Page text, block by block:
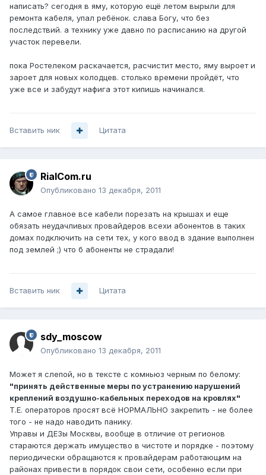
написать? сегодня в яму, которую ещё летом вырыли для
ремонта кабеля, упал ребёнок. слава Богу, что без
последствий. а технику уже давно по расписанию на другой
участок перевели.
пока Ростелеком раскачается, расчистит место, яму выроет и
зароет для новых колодцев. столько времени пройдёт, что
уже все и забудут нафига этот кипишь начинался.
Вставить ник Цитата
RialCom.ru
Опубликовано 13 декабря, 2011
А самое главное все кабели порезать на крышах и еще
обязать неудачливых провайдеров всехи абонентов в таких
домах подключить на сети тех, у кого ввод в здание выполнен
под землей ;) что б абоненты не страдали!
Вставить ник Цитата
sdy_moscow
Опубликовано 13 декабря, 2011
Может я слепой, но в тексте с комньюз черным по белому:
"принять действенные меры по устранению нарушений
креплений воздушно-кабельных переходов на кровлях"
Т.Е. операторов просят всё НОРМАЛЬНО закрепить - не более
того - не надо наводить панику.
Управы и ДЕЗы Москвы, вообще в отличие от регионов
стараются держать имущество в чистоте и порядке - поэтому
периодически обращаются к провайдерам работающим на
районах привести в порядок свои сети, особенно если при